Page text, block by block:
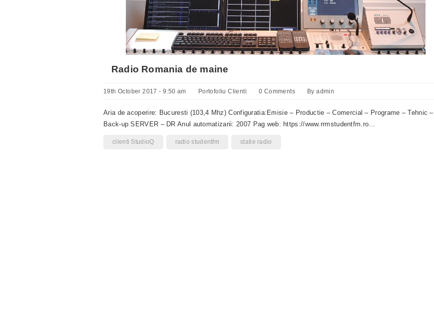
Radio Romania de maine
19th October 2017 - 9:50 am Portofoliu Clienti 0 Comments Byadmin
Aria de acoperire: Bucuresti (103,4 Mhz) Configuratia:Emisie – Productie – Comercial – Programe – Tehnic –
Back-up SERVER – DR Anul automatizarii: 2007 Pag web: https://www.rrmstudentfm.ro…
clienti StudioQ radio studentfm statie radio